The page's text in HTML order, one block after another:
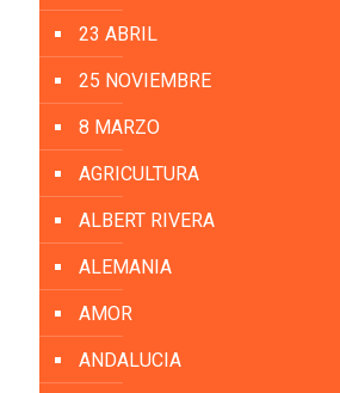
23 ABRIL
25 NOVIEMBRE
8 MARZO
AGRICULTURA
ALBERT RIVERA
ALEMANIA
AMOR
ANDALUCIA